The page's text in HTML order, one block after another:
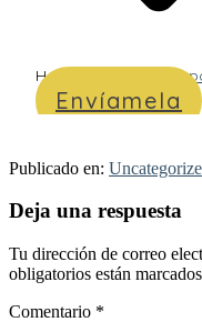
He leído y acepto la
Envíamela
Publicado en:
Interacciones
los
lectores
Deja una respuesta
Tu dirección de correo
obligatorios están
Comentario *